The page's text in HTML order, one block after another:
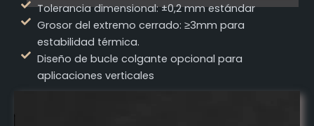
Tolerancia dimensional: ±0,2 mm estándar
Grosor del extremo cerrado: ≥3mm para
estabilidad térmica.
Diseño de bucle colgante opcional para
aplicaciones verticales